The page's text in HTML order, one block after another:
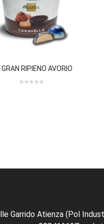
GRAN RIPIENO AVORIO
Garrido Atienza (Pol